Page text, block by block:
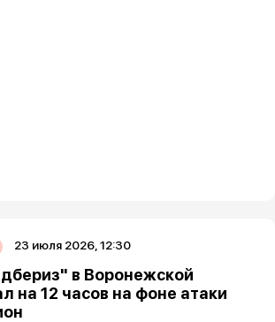
23 июля 2026, 12:30
в Воронежской
на 12 часов на фоне атаки